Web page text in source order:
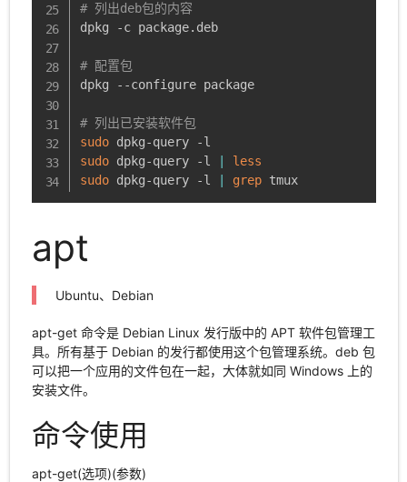
# 列出deb包的内容
dpkg -c package.deb
# 配置包
dpkg --configure package
# 列出已安装软件包
sudo
sudo dpkg-query -l
less
sudo dpkg-query -l grep tmux
apt
Ubuntu、Debian
apt-get 命令是 Debian Linux 发行版中的 APT 软件包管理工
具。所有基于 Debian 的发行都使用这个包管理系统。deb 包
可以把一个应用的文件包在一起，大体就如同 Windows 上的
安装文件。
命令使用
apt-get(选项)(参数)